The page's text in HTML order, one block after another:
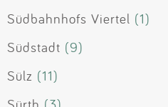
Südbahnhofs Viertel (1)
Südstadt (9)
Sülz (11)